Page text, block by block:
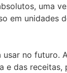
uma
em
no
das